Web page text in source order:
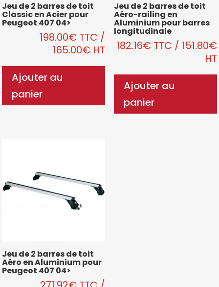
Jeu de 2 barres de toit
Classic en Acier pour
Peugeot 407 04>
198.00€ TTC /
165.00€ HT
Ajouter au
panier
Jeu de 2 barres de toit
Aéro-railing en
Aluminium pour barres
longitudinale
182.16€TTC / 151.80€
HT
Ajouter au
panier
Jeu de 2 barres de toit
Aéro en Aluminium pour
Peugeot 407 04>